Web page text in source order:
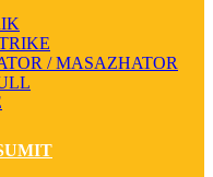
/ MASAZHATOR